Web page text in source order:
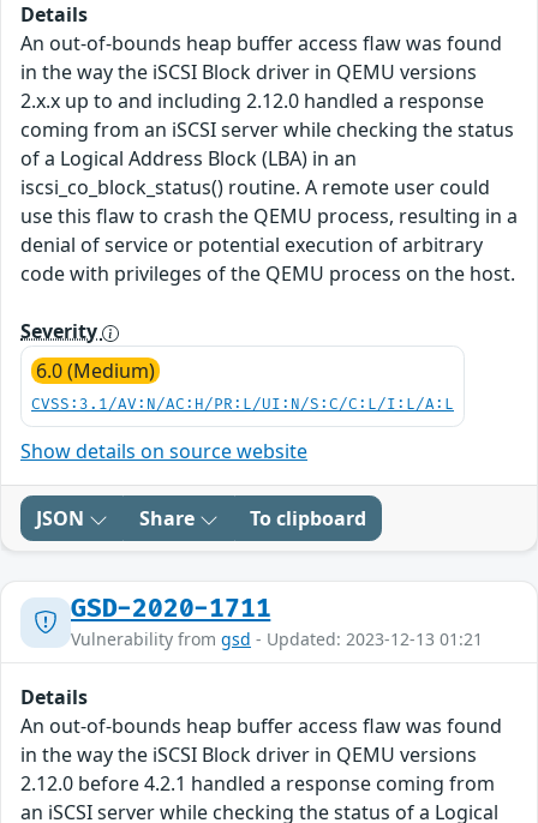
Details
An out-of-bounds heap buffer access flaw was found
in the way the iSCSI Block driver in QEMU versions
2.x.x up to and including 2.12.0 handled a response
coming from an iSCSI server while checking the status
of a Logical Address Block (LBA) in an
iscsi_co_block_status() routine. A remote user could
use this flaw to crash the QEMU process, resulting in a
denial of service or potential execution of arbitrary
code with privileges of the QEMU process on the host.
Severity
6.0 (Medium)
CVSS:3.1/AV:N/AC:H/PR:L/UI:N/S:C/C:L/I:L/A:L
Show details on source website
JSON Share To clipboard
GSD-2020-1711
Vulnerability from gsd - Updated: 2023-12-13 01:21
Details
An out-of-bounds heap buffer access flaw was found
in the way the iSCSI Block driver in QEMU versions
2.12.0 before 4.2.1 handled a response coming from
an iSCSI server while checking the status of a Logical